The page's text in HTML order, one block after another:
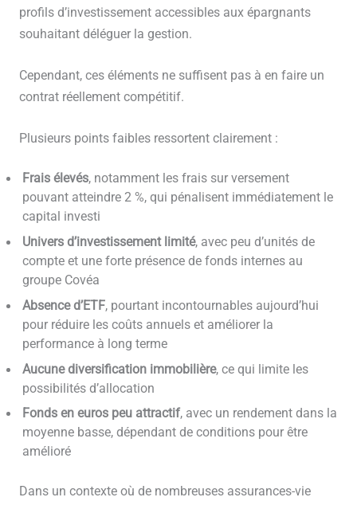
profils d’investissement accessibles aux épargnants
souhaitant déléguer la gestion.
Cependant, ces éléments ne suffisent pas à en faire un
contrat réellement compétitif.
Plusieurs points faibles ressortent clairement :
Frais élevés, notamment les frais sur versement
pouvant atteindre 2 %, qui pénalisent immédiatement le
capital investi
Univers d’investissement limité, avec peu d’unités de
compte et une forte présence de fonds internes au
groupe Covéa
Absence d’ETF, pourtant incontournables aujourd’hui
pour réduire les coûts annuels et améliorer la
performance à long terme
Aucune diversification immobilière, ce qui limite les
possibilités d’allocation
Fonds en euros peu attractif, avec un rendement dans la
moyenne basse, dépendant de conditions pour être
amélioré
Dans un contexte où de nombreuses assurances-vie